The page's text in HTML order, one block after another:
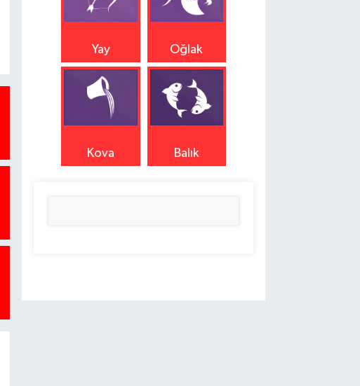
Yay Oğlak
Kova Balık